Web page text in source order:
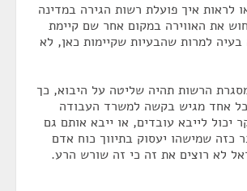
לראות איך פועלת רשות הגירה במדינה
את האווירה במקום אחר שם קיימת
בעיה למרות שהבעיות שקיימות כאן, לא
הרשות תהיה שליטה על היבוא, כך
אחד מגיש בקשה למשרד העבודה
יכול לייבא עובדים, או ייבא אותם גם
כזה שמישהו יעסוק בתיווך כוח אדם
לא רוצים את זה כי זה שורש הרע.